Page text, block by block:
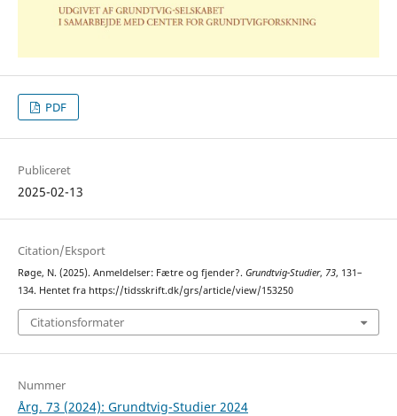
PDF
Publiceret
2025-02-13
Citation/Eksport
Røge, N. (2025). Anmeldelser: Fætre og fjender?. Grundtvig-Studier, 73, 131–
134. Hentet fra https://tidsskrift.dk/grs/article/view/153250
Citationsformater
Nummer
Årg. 73 (2024): Grundtvig-Studier 2024